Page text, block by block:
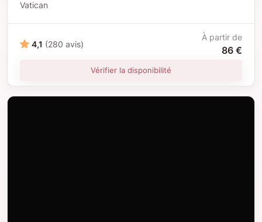
Vatican
4,1 (280 avis)
À partir de
86 €
Vérifier la disponibilité